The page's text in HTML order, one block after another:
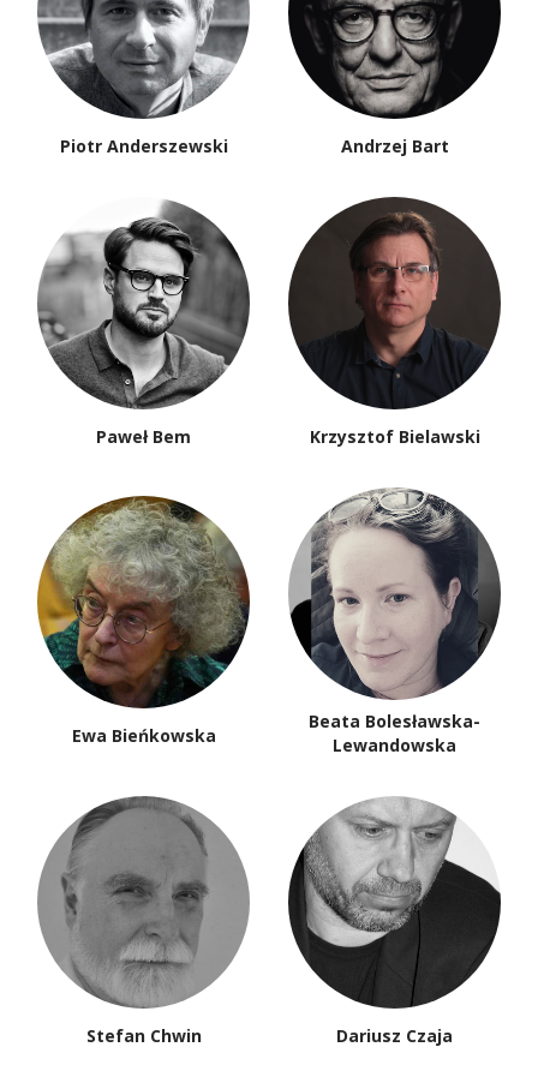
Piotr Anderszewski Andrzej Bart
Paweł Bem Krzysztof Bielawski
Ewa Bieńkowska
Beata Bolesławska-
Lewandowska
Stefan Chwin Dariusz Czaja